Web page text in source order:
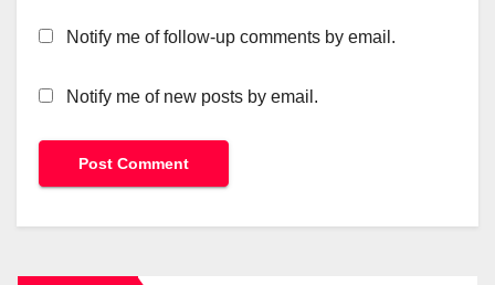
Notify me of follow-up comments by email.
Notify me of new posts by email.